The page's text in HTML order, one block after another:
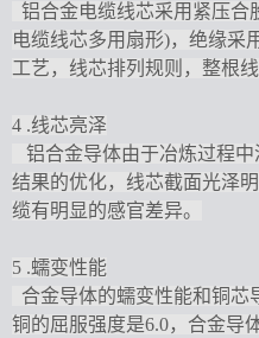
铝合金电缆线芯采用紧压合
电缆线芯多用扇形)，绝缘采
工艺，线芯排列规则，整根线
4 .线芯亮泽
铝合金导体由于冶炼过程
结果的优化，线芯截面光泽
缆有明显的感官差异。
5 .蠕变性能
合金导体的蠕变性能和铜芯
铜的屈服强度是6.0，合金导